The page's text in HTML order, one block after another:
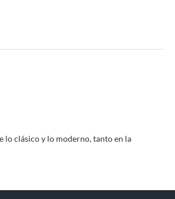
lo clásico y lo moderno, tanto en la